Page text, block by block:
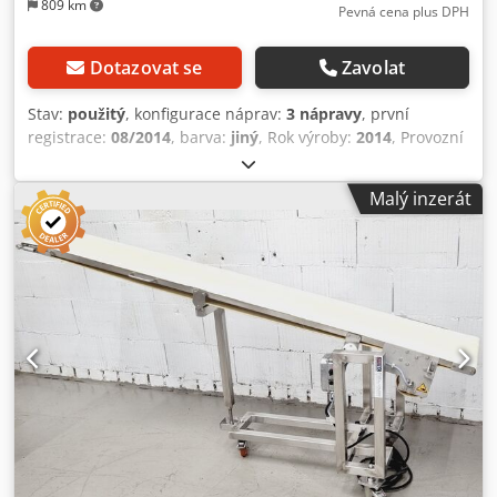
809 km
Pevná cena plus DPH
Dotazovat se Zavolat
Stav: použitý, konfigurace náprav: 3 nápravy, první
registrace: 08/2014, barva: jiný, Rok výroby: 2014, Provozní
hmotnost: 4 962 kg Náprava 1: vlevo 10 mm vpravo 10 mm
Djdpjztb Tpsfx Apiekr Náprava 2: vlevo 10 mm vpravo 10
mm Náprava 3: vlevo 10 mm vpravo 10 mm Možnost
stohování přívěsů!
Malý inzerát